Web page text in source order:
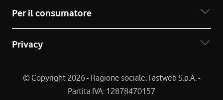
Per il consumatore
Privacy
© Copyright 2026 - Ragione sociale: Fastweb S.p.A. -
Partita IVA: 12878470157